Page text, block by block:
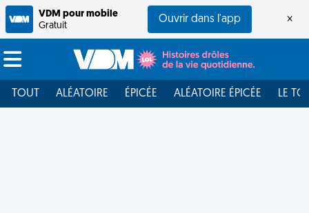
VDM pour mobile
Gratuit
Ouvrir dans l'app ×
TOUT ALÉATOIRE ÉPICÉE ALÉATOIRE ÉPICÉE LE